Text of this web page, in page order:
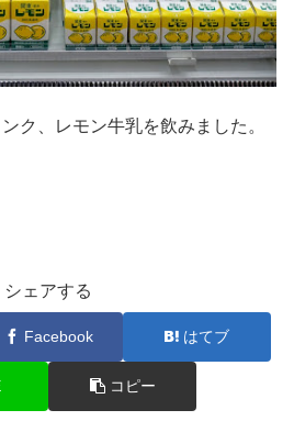
ク、レモン牛乳を飲みました。
シェアする
Facebook はてブ
コピー